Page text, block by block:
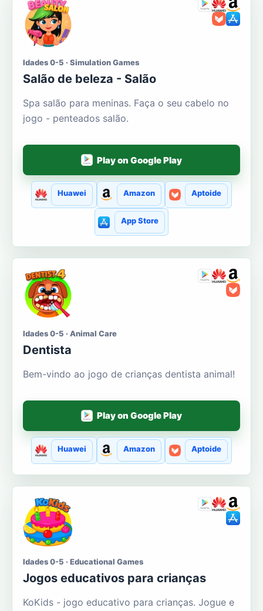
Idades 0-5 · Simulation Games
Salão de beleza - Salão
Spa salão para meninas. Faça o seu cabelo no
jogo - penteados salão.
Play on Google Play
Huawei Amazon Aptoide
App Store
Idades 0-5 · Animal Care
Dentista
Bem-vindo ao jogo de crianças dentista animal!
Play on Google Play
Huawei Amazon Aptoide
Idades 0-5 · Educational Games
Jogos educativos para crianças
KoKids - jogo educativo para crianças. Jogue e